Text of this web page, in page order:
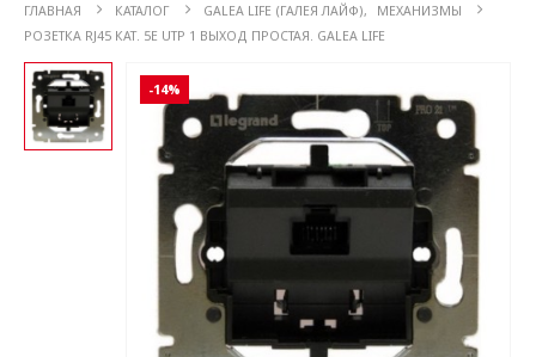
ГЛАВНАЯ КАТАЛОГ GALEA LIFE (ГАЛЕЯ ЛАЙФ),
МЕХАНИЗМЫ
РОЗЕТКА RJ45 КАТ. 5Е UTP 1 ВЫХОД ПРОСТАЯ. GALEA LIFE
-14%